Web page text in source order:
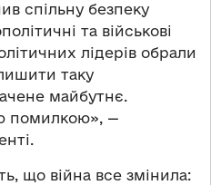
спільну безпеку
та військові
лідерів обрали
таку
майбутнє.
помилкою», —
що війна все змінила: